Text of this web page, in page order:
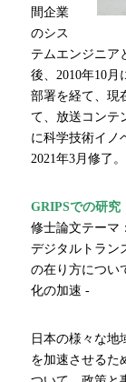
間企業
のシス
テムエンジニア
後、 2010年10月
部署を経て、現
て、放送コンテ
に科学技術イノ
2021年3月修了。
GRIPSでの研究
修士論文テーマ：
デジタルトラン
の在り方につい
化の加速 -
日本の様々な地
を加速させるた